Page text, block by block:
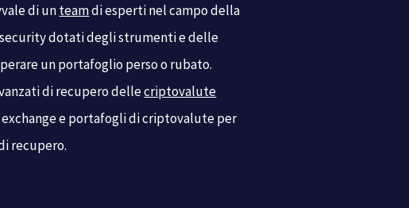
di unteamdi esperti nel campo della
dotati degli strumenti e delle
un portafoglio perso o rubato.
di recupero dellecriptovalute
e portafogli di criptovalute per
recupero.